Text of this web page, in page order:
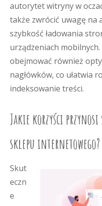
autorytet witryny w
także zwrócić uwagę na
szybkość ładowania
urządzeniach
obejmować również
nagłówków, co ułatwia
indeksowanie treści.
Jakie korzyści
sklepu internetowego?
Skut
eczn
e